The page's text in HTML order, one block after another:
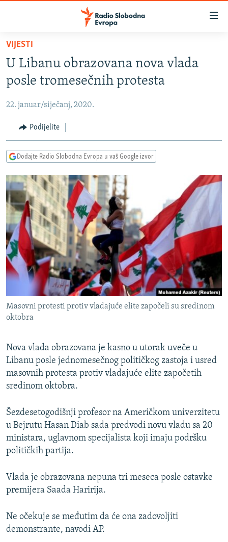
Pređite
glavni
sadržaj
Pređite
na
navigaciju
Pređite
na
VIJESTI
BOSNA I HERCEGOVINA
SRBIJA
KOSOVO
CRNA GORA
VIDEO
FOTOGALERIJE
INFOGRAFIKE
PODCASTI
RAT U UKRAJINI
KINA NA BALKANU
RSE PRIČE IZ SVIJETA
ISPRIČAJ MI
DNEVNO@RSE
SPECIJALI RSE
VIŠE OD NASLOVA
GENOCID U SREBRENICI
TV LIBERTY
POST SCRIPTUM
MOJA EVROPA
SVE KARTE DEJTONA
NASTANAK I RASPAD JUGOSLAVIJE
PRATITE NAS
Sve RFE/RL stranice
VIJESTI
U Libanu obrazovana nova vlada
posle tromesečnih protesta
22. januar/siječanj, 2020.
Podijelite
Dodajte Radio Slobodna Evropa u vaš Google izvor
Masovni protesti protiv vladajuće elite započeli su sredinom
oktobra
Nova vlada obrazovana je kasno u utorak uveče u
Libanu posle jednomesečnog političkog zastoja i usred
masovnih protesta protiv vladajuće elite započetih
sredinom oktobra.
Šezdesetogodišnji profesor na Američkom univerzitetu
u Bejrutu Hasan Diab sada predvodi novu vladu sa 20
ministara, uglavnom specijalista koji imaju podršku
političkih partija.
Vlada je obrazovana nepuna tri meseca posle ostavke
premijera Saada Haririja.
Ne očekuje se međutim da će ona zadovoljiti
demonstrante, navodi AP.